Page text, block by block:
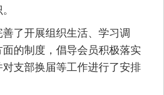
了开展组织生活、学习调
的制度，倡导会员积极落实
支部换届等工作进行了安排